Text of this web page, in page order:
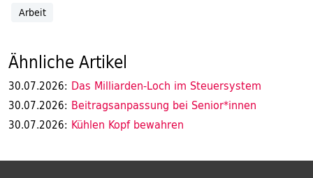
Arbeit
Ähnliche Artikel
30.07.2026: Das Milliarden-Loch im Steuersystem
30.07.2026: Beitragsanpassung bei Senior*innen
30.07.2026: Kühlen Kopf bewahren